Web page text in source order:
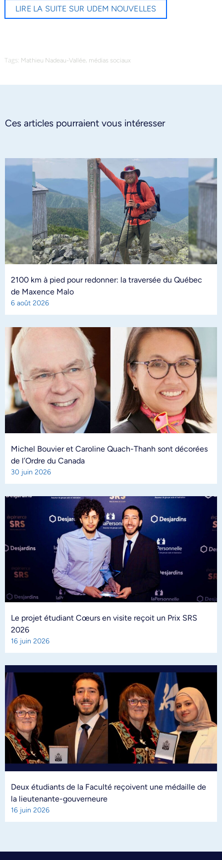
LIRE LA SUITE SUR UDEM NOUVELLES
Tags: Mathieu Nadeau-Vallée, médias sociaux
Ces articles pourraient vous intéresser
2100 km à pied pour redonner: la traversée du Québec
de Maxence Malo
6 août 2026
Michel Bouvier et Caroline Quach-Thanh sont décorées
de l’Ordre du Canada
30 juin 2026
Le projet étudiant Cœurs en visite reçoit un Prix SRS
2026
16 juin 2026
Deux étudiants de la Faculté reçoivent une médaille de
la lieutenante-gouverneure
16 juin 2026